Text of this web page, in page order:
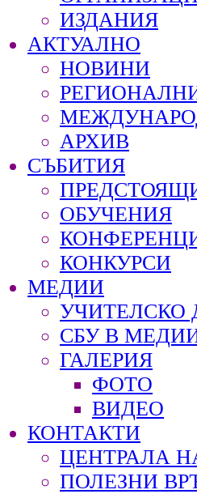
ИЗДАНИЯ
АКТУАЛНО
НОВИНИ
АРХИВ
СЪБИТИЯ
ОБУЧЕНИЯ
КОНКУРСИ
МЕДИИ
УЧИТЕЛСКО
СБУ В
ГАЛЕРИЯ
ФОТО
ВИДЕО
КОНТАКТИ
ЦЕНТРАЛА
ПОЛЕЗНИ